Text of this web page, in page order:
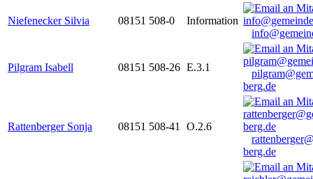
Niefenecker Silvia 08151 508-0
Information
Pilgram Isabell 08151 508-26 E.3.1
berg.de
Rattenberger Sonja 08151 508-41
O.2.6
berg.de